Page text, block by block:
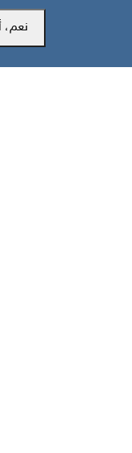
مكتب عدن
نعم،